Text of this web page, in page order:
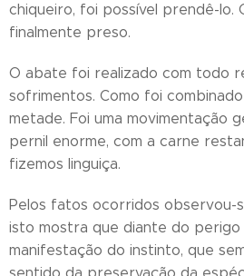
chiqueiro, foi possível prendê-lo.
finalmente preso.
O abate foi realizado com todo
sofrimentos. Como foi
metade. Foi uma movimentação
pernil enorme, com a carne
fizemos linguiça.
Pelos fatos ocorridos observou-
isto mostra que diante do perigo
manifestação do instinto, que